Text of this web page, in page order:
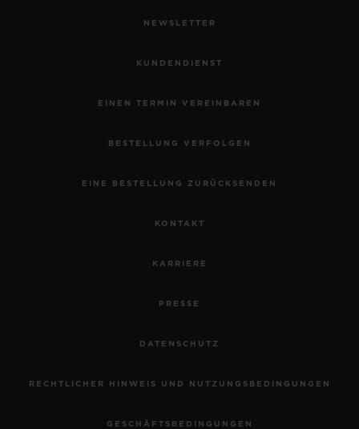
NEWSLETTER
KUNDENDIENST
EINEN TERMIN VEREINBAREN
BESTELLUNG VERFOLGEN
EINE BESTELLUNG ZURÜCKSENDEN
KONTAKT
KARRIERE
PRESSE
DATENSCHUTZ
RECHTLICHER HINWEIS UND NUTZUNGSBEDINGUNGEN
GESCHÄFTSBEDINGUNGEN